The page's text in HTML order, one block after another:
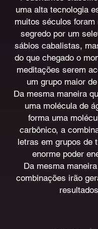
uma alta tecnologia
muitos séculos foram
segredo por um
sábios cabalistas,
do que chegado o
meditações serem
um grupo maior
Da mesma maneira
uma molécula de
forma uma
carbônico, a
letras em grupos de
enorme poder
Da mesma
combinações irão